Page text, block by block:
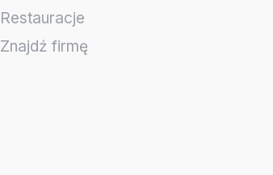
Restauracje
Znajdź firmę